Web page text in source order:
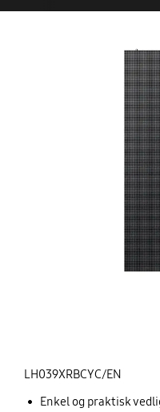
LH039XRBCYC/EN
Enkel og praktisk